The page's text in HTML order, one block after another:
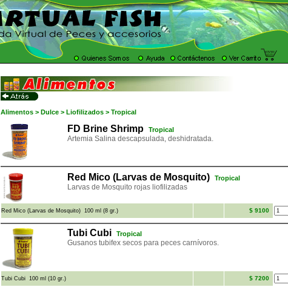
Alimentos > Dulce > Liofilizados > Tropical
FD Brine Shrimp Tropical
Artemia Salina descapsulada, deshidratada.
Red Mico (Larvas de Mosquito) Tropical
Larvas de Mosquito rojas liofilizadas
Red Mico (Larvas de Mosquito) 100 ml (8 gr.) $ 9100
Tubi Cubi Tropical
Gusanos tubifex secos para peces carnívoros.
Tubi Cubi 100 ml (10 gr.) $ 7200